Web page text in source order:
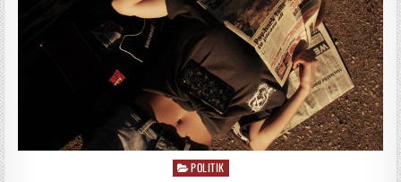
Posted
POLITIK